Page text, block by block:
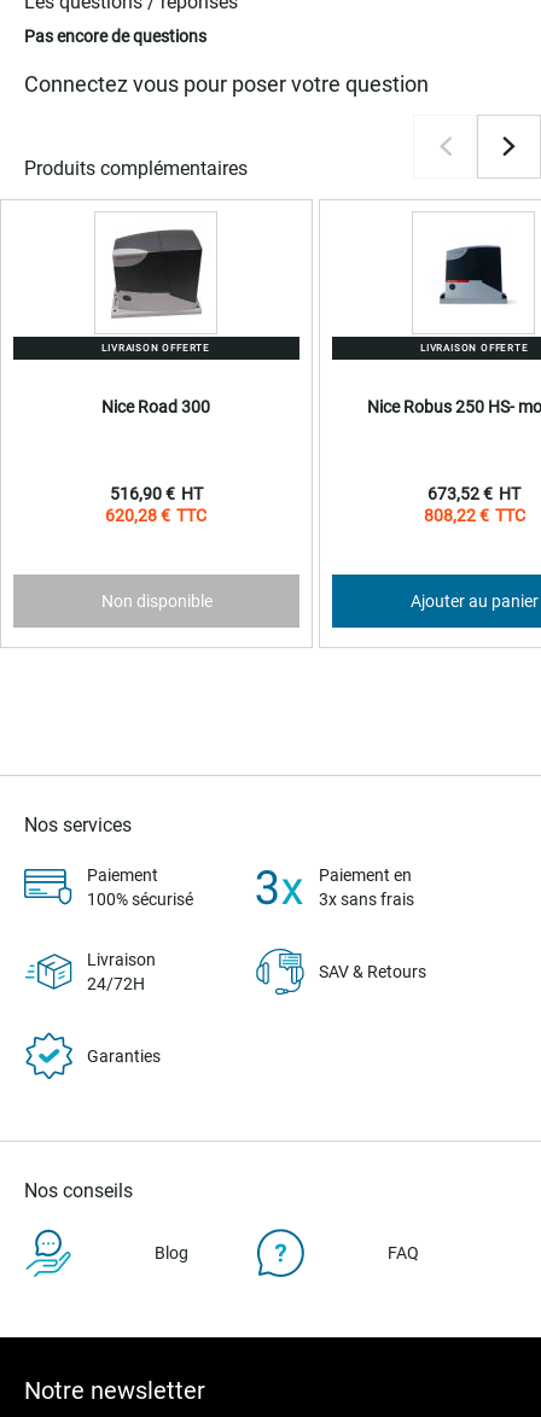
Pas encore de questions
Connectez vous pour poser votre question
Produits complémentaires
LIVRAISON OFFERTE
Nice Road 300
620,28 €
516,90 €
Non disponible
LIVRAISON OFFERTE
Nice Robus 250 HS-
808,22 €
673,52 €
Ajouter au panier
Nos services
Paiement
100% sécurisé
Paiement en
3x sans frais
Livraison
24/72H
SAV & Retours
Garanties
Nos conseils
Blog FAQ
Notre newsletter